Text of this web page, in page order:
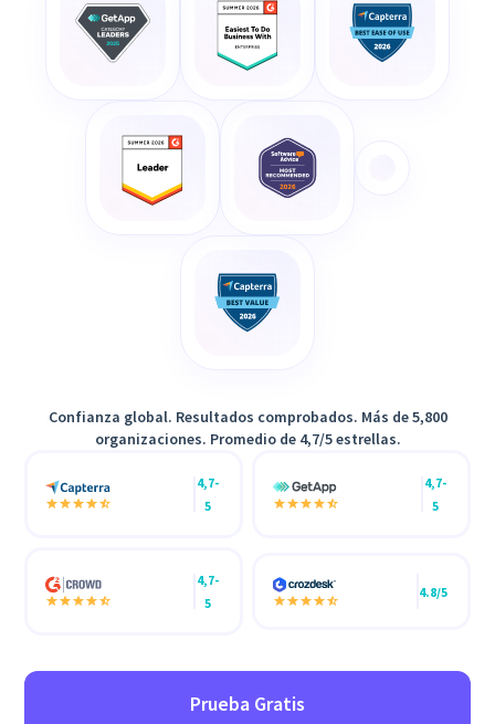
Confianza global. Resultados comprobados. Más de 5,800
organizaciones. Promedio de 4,7/5 estrellas.
4,7-
5
4,7-
5
4,7-
5
4.8/5
Prueba Gratis